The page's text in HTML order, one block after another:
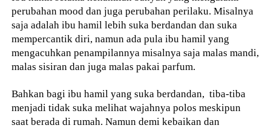
perubahan mood dan juga perubahan perilaku. Misalnya
saja adalah ibu hamil lebih suka berdandan dan suka
mempercantik diri, namun ada pula ibu hamil yang
mengacuhkan penampilannya misalnya saja malas mandi,
malas sisiran dan juga malas pakai parfum.
Bahkan bagi ibu hamil yang suka berdandan, tiba-tiba
menjadi tidak suka melihat wajahnya polos meskipun
saat berada di rumah. Namun demi kebaikan dan